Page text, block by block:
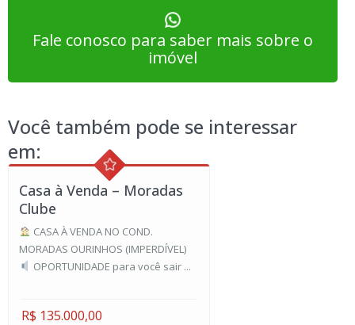
Fale conosco para saber mais sobre o
imóvel
Você também pode se interessar
em:
Casa à Venda – Moradas
Clube
CASA À VENDA NO COND.
MORADAS OURINHOS (IMPERDÍVEL)
OPORTUNIDADE para você sair ...
R$ 135.000,00